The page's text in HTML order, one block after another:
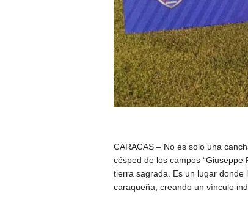
CARACAS – No es solo una
césped de los campos “Giuseppe
tierra sagrada. Es un lugar donde
caraqueña, creando un vínculo